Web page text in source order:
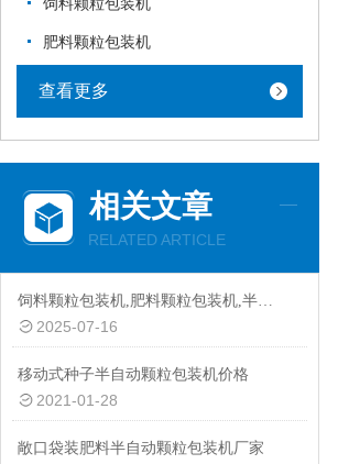
饲料颗粒包装机
肥料颗粒包装机
查看更多
相关文章
RELATED ARTICLE
饲料颗粒包装机,肥料颗粒包装机,半自动颗粒包装机厂家
2025-07-16
移动式种子半自动颗粒包装机价格
2021-01-28
敞口袋装肥料半自动颗粒包装机厂家